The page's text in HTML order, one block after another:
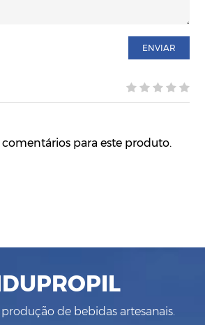
ENVIAR
para este produto.
de bebidas artesanais.